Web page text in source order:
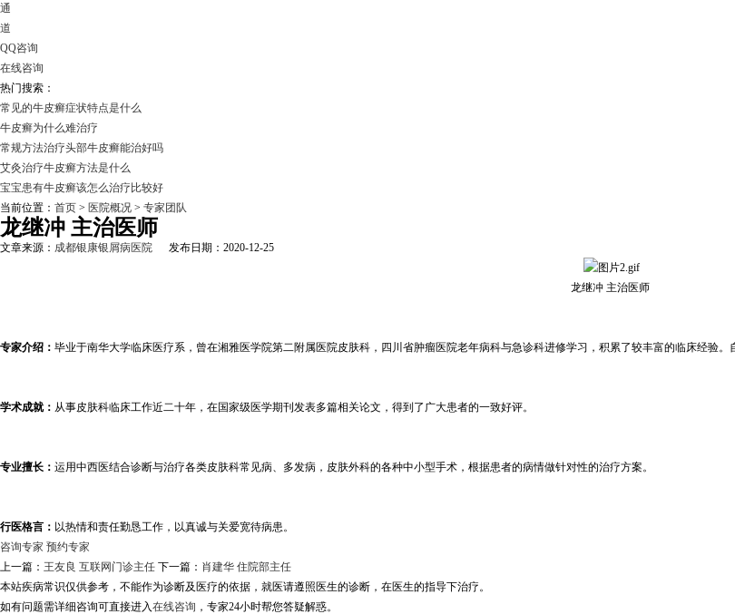
通
道
QQ咨询
在线咨询
热门搜索：
常见的牛皮癣症状特点是什么
牛皮癣为什么难治疗
常规方法治疗头部牛皮癣能治好吗
艾灸治疗牛皮癣方法是什么
宝宝患有牛皮癣该怎么治疗比较好
当前位置： 首页 > 医院概况 > 专家团队
龙继冲 主治医师
文章来源： 成都银康银屑病医院 发布日期：2020-12-25
龙继冲 主治医师
专家介绍： 毕业于南华大学临床医疗系，曾在湘雅医学院第二附属医院皮肤科，四川省肿瘤医院老年病科与急诊科进修学习，积累了较丰富的临床经验
学术成就： 从事皮肤科临床工作近二十年，在国家级医学期刊发表多篇相关论文，得到了广大患者的一致好评。
专业擅长： 运用中西医结合诊断与治疗各类皮肤科常见病、多发病，皮肤外科的各种中小型手术，根据患者的病情做针对性的治疗方案。
行医格言： 以热情和责任勤恳工作，以真诚与关爱宽待病患。
咨询专家 预约专家
上一篇： 王友良 互联网门诊主任 下一篇： 肖建华 住院部主任
本站疾病常识仅供参考，不能作为诊断及医疗的依据，就医请遵照医生的诊断，在医生的指导下治疗。
如有问题需详细咨询可直接进入在线咨询 ，专家24小时帮您答疑解惑。